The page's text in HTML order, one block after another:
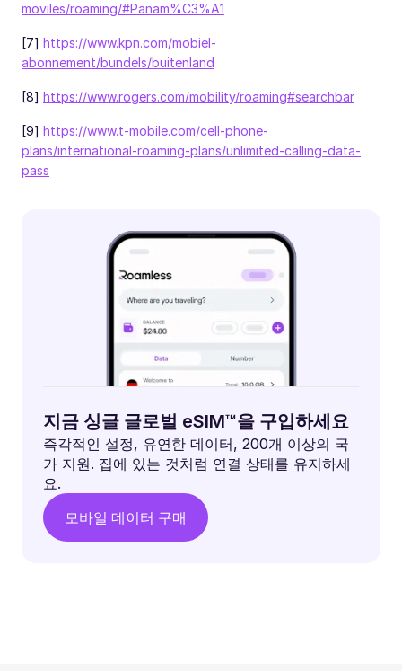
moviles/roaming/#Panam%C3%A1
[7] https://www.kpn.com/mobiel-
abonnement/bundels/buitenland
[8] https://www.rogers.com/mobility/roaming#searchbar
[9] https://www.t-mobile.com/cell-phone-
plans/international-roaming-plans/unlimited-calling-data-
pass
지금 싱글 글로벌 eSIM™을 구입하세요
즉각적인 설정, 유연한 데이터, 200개 이상의 국
가 지원. 집에 있는 것처럼 연결 상태를 유지하세
요.
모바일 데이터 구매